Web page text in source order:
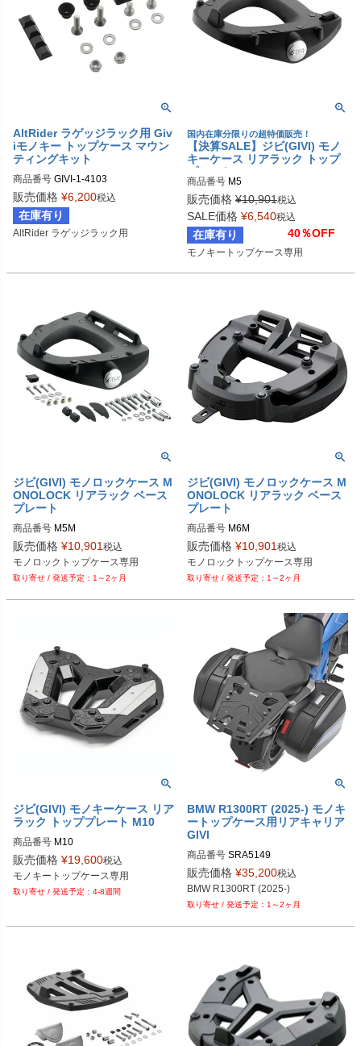
AltRider ラゲッジラック用 Giv
iモノキー トップケース マウン
ティングキット
商品番号 GIVI-1-4103
販売価格 ¥6,200税込
在庫有り
AltRider ラゲッジラック用
国内在庫分限りの超特価販売！
【決算SALE】ジビ(GIVI) モノ
キーケース リアラック トップ
プレート
商品番号 M5
販売価格 ¥10,901税込
SALE価格 ¥6,540税込
在庫有り 40％OFF
モノキートップケース専用
ジビ(GIVI) モノロックケース M
ONOLOCK リアラック ベース
プレート
商品番号 M5M
販売価格 ¥10,901 税込
モノロックトップケース専用
1～2ヶ月
ジビ(GIVI) モノロックケース M
ONOLOCK リアラック ベース
プレート
商品番号 M6M
販売価格 ¥10,901 税込
モノロックトップケース専用
1～2ヶ月
ジビ(GIVI) モノキーケース リア
ラック トッププレート M10
商品番号 M10
販売価格 ¥19,600税込
モノキートップケース専用
4-8週間
BMW R1300RT (2025-) モノキ
ートップケース用リアキャリア
GIVI
商品番号 SRA5149
販売価格 ¥35,200税込
BMW R1300RT (2025-)
1～2ヶ月